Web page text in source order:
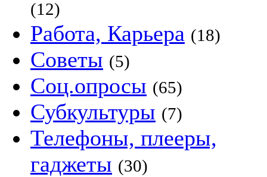
(12)
Работа, Карьера (18)
Советы (5)
Соц.опросы (65)
Субкультуры (7)
Телефоны, плееры,
гаджеты (30)